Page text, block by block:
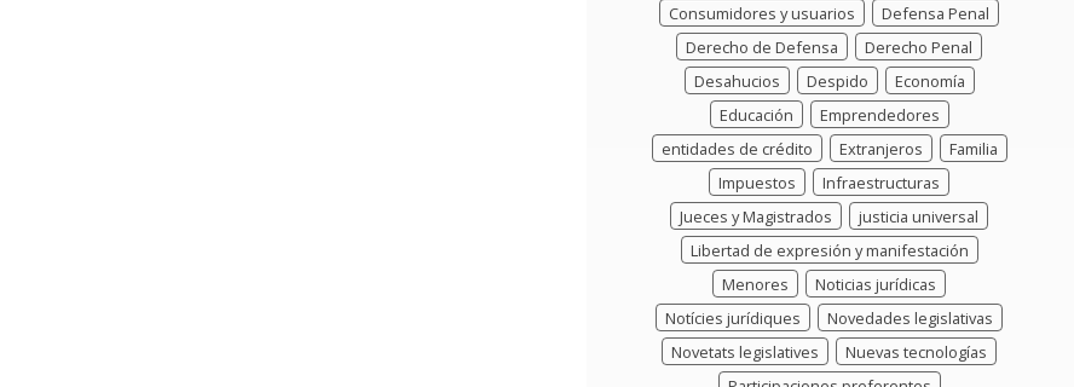
Consumidores y usuarios
Defensa Penal
Derecho de Defensa
Derecho Penal
Desahucios
Despido
Economía
Educación
Emprendedores
entidades de crédito
Extranjeros
Familia
Impuestos
Infraestructuras
Jueces y Magistrados
justicia universal
Libertad de expresión y manifestación
Menores
Noticias jurídicas
Notícies jurídiques
Novedades legislativas
Novetats legislatives
Nuevas tecnologías